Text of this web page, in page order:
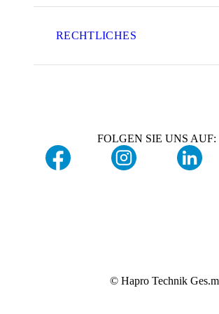
RECHTLICHES
FOLGEN SIE UNS AUF:
© Hapro Technik